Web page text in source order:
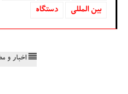
بین المللی
دستگاه
اخبار و